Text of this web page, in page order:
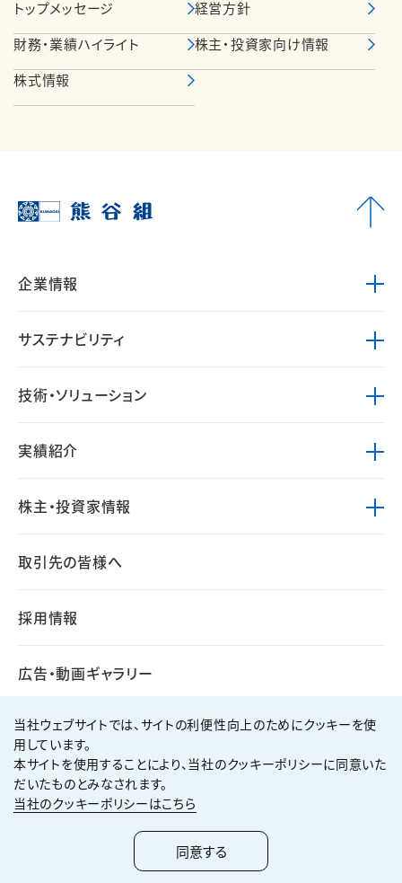
トップメッセージ
経営方針
財務・業績ハイライト
株主・投資家向け情報
株式情報
企業情報
サステナビリティ
技術・ソリューション
実績紹介
株主・投資家情報
取引先の皆様へ
採用情報
広告・動画ギャラリー
個人情報保護方針
サイト利用規約
サイトマップ
2026KUMAGAI GUMI CO.,LTD All Rights Reserved.
当社ウェブサイトでは、サイトの利便性向上のためにクッキーを使
用しています。
本サイトを使用することにより、当社のクッキーポリシーに同意いた
だいたものとみなされます。
当社のクッキーポリシーはこちら
同意する